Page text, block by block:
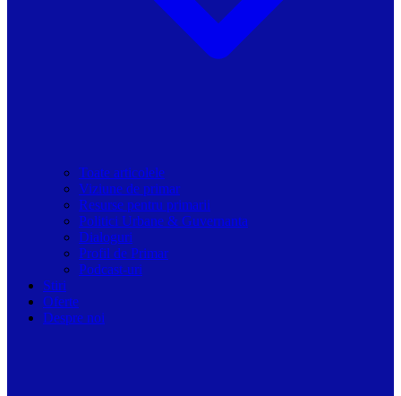
Toate articolele
Viziune de primar
Resurse pentru primarii
Politici Urbane & Guvernanta
Dialoguri
Profil de Primar
Podcast-uri
Stiri
Oferte
Despre noi